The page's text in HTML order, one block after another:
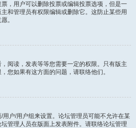
，用户可以删除投票或编辑投票选项，但是一
和管理员有权限编辑或删除它。这防止某些用
。
阅读，发表等等您需要一定的权限。只有版主
您如果有这方面的问题，请联络他们。
户/用户组来设置。论坛管理员可能不允许在某
管理人员在版面上发表附件。请联络论坛管理